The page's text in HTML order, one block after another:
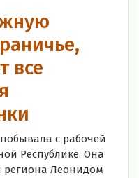
все
с рабочей
Республике. Она
региона Леонидом